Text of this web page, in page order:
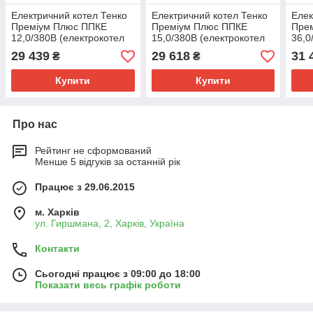
нашого магазину
Оплата за товар після отримання
Електричний котел Тенко
Преміум Плюс ППКЕ
12,0/380В (електрокотел
29 439 ₴
Купити
Електричний котел Тенко
Преміум Плюс ППКЕ
15,0/380В (електрокотел
29 618₴
Купити
31
Про нас
Рейтинг не сформований
Менше 5 відгуків за останній рік
Працює з 29.06.2015
м. Харків
ул. Гиршмана, 2, Харків, Україна
Контакти
Сьогодні працює з 09:00 до 18:00
Показати весь графік роботи